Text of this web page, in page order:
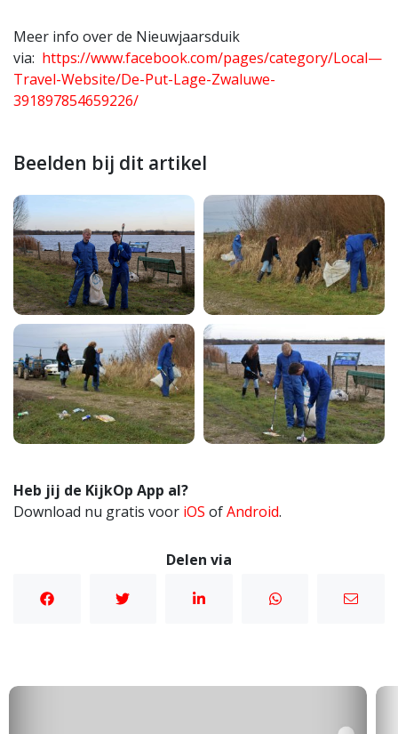
Meer info over de Nieuwjaarsduik
via: https://www.facebook.com/pages/category/Local—
Travel-Website/De-Put-Lage-Zwaluwe-
391897854659226/
Beelden bij dit artikel
Heb jij de KijkOp App al?
Download nu gratis voor iOS ofAndroid.
Delen via